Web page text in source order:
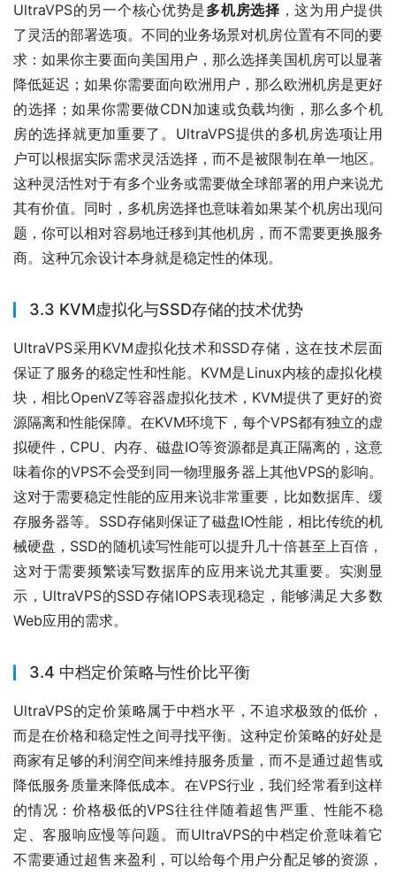
UltraVPS的另一个核心优势是多机房选择 ，这为用户提供
了灵活的部署选项。不同的业务场景对机房位置有不同的要
求：如果你主要面向美国用户，那么选择美国机房可以显著
降低延迟；如果你需要面向欧洲用户，那么欧洲机房是更好
的选择；如果你需要做CDN加速或负载均衡，那么多个机
房的选择就更加重要了。UltraVPS提供的多机房选项让用
户可以根据实际需求灵活选择，而不是被限制在单一地区。
这种灵活性对于有多个业务或需要做全球部署的用户来说尤
其有价值。同时，多机房选择也意味着如果某个机房出现问
题，你可以相对容易地迁移到其他机房，而不需要更换服务
商。这种冗余设计本身就是稳定性的体现。
3.3 KVM虚拟化与SSD存储的技术优势
UltraVPS采用KVM虚拟化技术和SSD存储，这在技术层面
保证了服务的稳定性和性能。KVM是Linux内核的虚拟化模
块，相比OpenVZ等容器虚拟化技术，KVM提供了更好的资
源隔离和性能保障。在KVM环境下，每个VPS都有独立的虚
拟硬件，CPU、内存、磁盘IO等资源都是真正隔离的，这意
味着你的VPS不会受到同一物理服务器上其他VPS的影响。
这对于需要稳定性能的应用来说非常重要，比如数据库、缓
存服务器等。SSD存储则保证了磁盘IO性能，相比传统的机
械硬盘，SSD的随机读写性能可以提升几十倍甚至上百倍，
这对于需要频繁读写数据库的应用来说尤其重要。实测显
示，UltraVPS的SSD存储IOPS表现稳定，能够满足大多数
Web应用的需求。
3.4 中档定价策略与性价比平衡
UltraVPS的定价策略属于中档水平，不追求极致的低价，
而是在价格和稳定性之间寻找平衡。这种定价策略的好处是
商家有足够的利润空间来维持服务质量，而不是通过超售或
降低服务质量来降低成本。在VPS行业，我们经常看到这样
的情况：价格极低的VPS往往伴随着超售严重、性能不稳
定、客服响应慢等问题。而UltraVPS的中档定价意味着它
不需要通过超售来盈利，可以给每个用户分配足够的资源，